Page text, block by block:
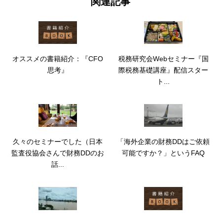
オススメの書籍紹介：『CFO
思考』
税務研究会Webセミナー『国
際税務基礎講座』配信スター
ト...
久々のセミナーでした（日本
監査役協会さんで財務DDのお
話...
「海外企業の財務DDはご依頼
可能ですか？」というFAQ